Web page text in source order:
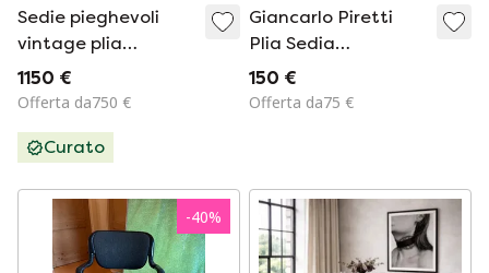
Sedie pieghevoli
vintage plia
Giancarlo Piretti per
castelli, anni '70, set
1150 €
Offerta da750 €
Curato
Giancarlo Piretti
Plia Sedia
Pieghevole Castelli
anni '70
150 €
Offerta da75 €
-40%